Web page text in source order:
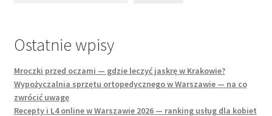
Ostatnie wpisy
Mroczki przed oczami — gdzie leczyć jaskrę w Krakowie?
Wypożyczalnia sprzętu ortopedycznego w Warszawie — na co
zwrócić uwagę
Recepty i L4 online w Warszawie 2026 — ranking usług dla kobiet